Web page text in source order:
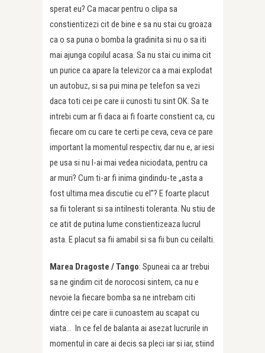
sperat eu? Ca macar pentru o clipa sa
constientizezi cit de bine e sa nu stai cu groaza
ca o sa puna o bomba la gradinita si nu o sa iti
mai ajunga copilul acasa. Sa nu stai cu inima cit
un purice ca apare la televizor ca a mai explodat
un autobuz, si sa pui mina pe telefon sa vezi
daca toti cei pe care ii cunosti tu sint OK. Sa te
intrebi cum ar fi daca ai fi foarte constient ca, cu
fiecare om cu care te certi pe ceva, ceva ce pare
important la momentul respectiv, dar nu e, ar iesi
pe usa si nu l-ai mai vedea niciodata, pentru ca
ar muri? Cum ti-ar fi inima gindindu-te „asta a
fost ultima mea discutie cu el”? E foarte placut
sa fii tolerant si sa intilnesti toleranta. Nu stiu de
ce atit de putina lume constientizeaza lucrul
asta. E placut sa fii amabil si sa fii bun cu ceilalti.
Marea Dragoste /Tango: Spuneai ca ar trebui
sa ne gindim cit de norocosi sintem, ca nu e
nevoie la fiecare bomba sa ne intrebam citi
dintre cei pe care ii cunoastem au scapat cu
viata… In ce fel de balanta ai asezat lucrurile in
momentul in care ai decis sa pleci iar si iar, stiind